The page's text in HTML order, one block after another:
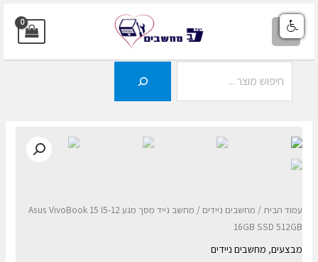
דילוג
לתוכן
MAIN
עמוד הבית / מחשבים ניידים
/ מחשב נייד מסך מגע Asus VivoBook 15 I5-12
16GB SSD 512GB
מבצעים, מחשבים ניידים